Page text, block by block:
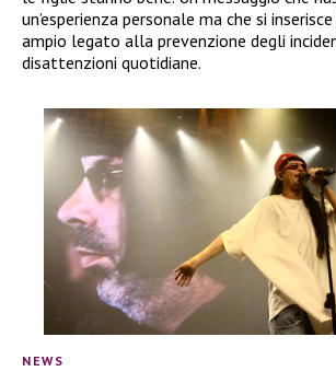
un’esperienza personale ma che si
ampio legato alla prevenzione degli
disattenzioni quotidiane.
NEWS